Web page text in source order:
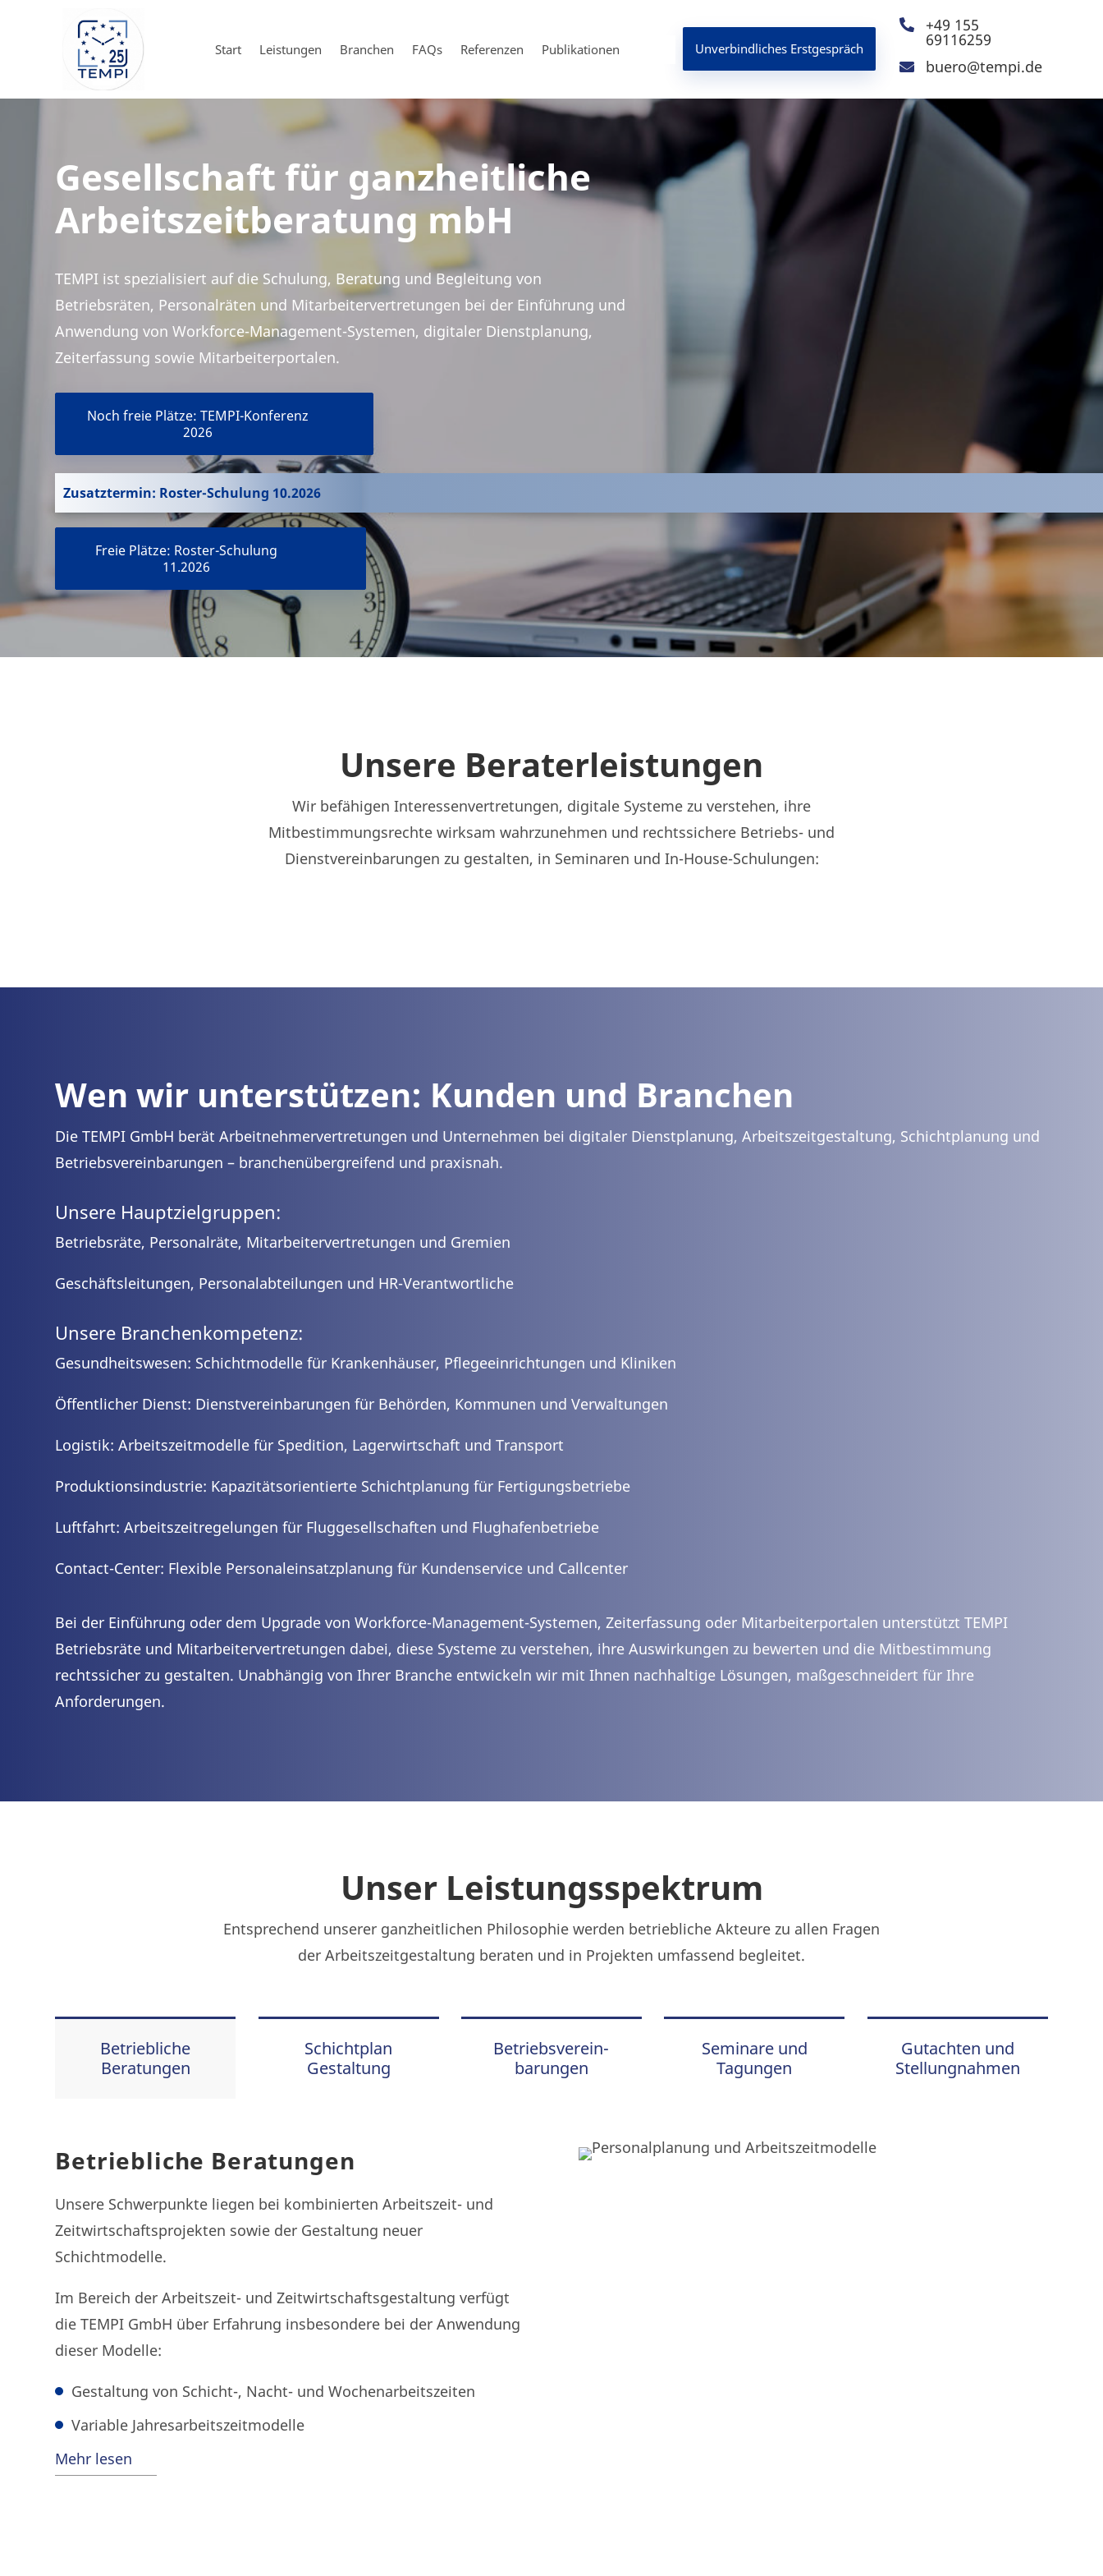
Start Leistungen Branchen FAQs Referenzen Publikationen Unverbindliches Erstgespräch
 +49 155
69116259
 buero@tempi.de
Gesellschaft für ganzheitliche
Arbeitszeitberatung mbH
TEMPI ist spezialisiert auf die Schulung, Beratung und Begleitung von
Betriebsräten, Personalräten und Mitarbeitervertretungen bei der Einführung und
Anwendung von Workforce-Management-Systemen, digitaler Dienstplanung,
Zeiterfassung sowie Mitarbeiterportalen.
Noch freie Plätze: TEMPI-Konferenz
2026
Zusatztermin: Roster-Schulung 10.2026
Freie Plätze: Roster-Schulung
11.2026
Unsere Beraterleistungen
Wir befähigen Interessenvertretungen, digitale Systeme zu verstehen, ihre
Mitbestimmungsrechte wirksam wahrzunehmen und rechtssichere Betriebs- und
Dienstvereinbarungen zu gestalten, in Seminaren und In-House-Schulungen:
Wen wir unterstützen: Kunden und Branchen
Die TEMPI GmbH berät Arbeitnehmervertretungen und Unternehmen bei digitaler Dienstplanung, Arbeitszeitgestaltung, Schichtplanung und
Betriebsvereinbarungen – branchenübergreifend und praxisnah.
Unsere Hauptzielgruppen:
Betriebsräte, Personalräte, Mitarbeitervertretungen und Gremien
Geschäftsleitungen, Personalabteilungen und HR-Verantwortliche
Unsere Branchenkompetenz:
Gesundheitswesen: Schichtmodelle für Krankenhäuser, Pflegeeinrichtungen und Kliniken
Öffentlicher Dienst: Dienstvereinbarungen für Behörden, Kommunen und Verwaltungen
Logistik: Arbeitszeitmodelle für Spedition, Lagerwirtschaft und Transport
Produktionsindustrie: Kapazitätsorientierte Schichtplanung für Fertigungsbetriebe
Luftfahrt: Arbeitszeitregelungen für Fluggesellschaften und Flughafenbetriebe
Contact-Center: Flexible Personaleinsatzplanung für Kundenservice und Callcenter
Bei der Einführung oder dem Upgrade von Workforce-Management-Systemen, Zeiterfassung oder Mitarbeiterportalen unterstützt TEMPI
Betriebsräte und Mitarbeitervertretungen dabei, diese Systeme zu verstehen, ihre Auswirkungen zu bewerten und die Mitbestimmung
rechtssicher zu gestalten. Unabhängig von Ihrer Branche entwickeln wir mit Ihnen nachhaltige Lösungen, maßgeschneidert für Ihre
Anforderungen.
Unser Leistungsspektrum
Entsprechend unserer ganzheitlichen Philosophie werden betriebliche Akteure zu allen Fragen
der Arbeitszeitgestaltung beraten und in Projekten umfassend begleitet.
Betriebliche
Beratungen
Schichtplan
Gestaltung
Betriebsverein-
barungen
Seminare und
Tagungen
Gutachten und
Stellungnahmen
Betriebliche Beratungen
Unsere Schwerpunkte liegen bei kombinierten Arbeitszeit- und
Zeitwirtschaftsprojekten sowie der Ge­staltung neuer
Schichtmodelle.
Im Bereich der Arbeitszeit- und Zeitwirtschaftsgestaltung verfügt
die TEMPI GmbH über Erfahrung insbesondere bei der Anwendung
dieser Modelle:
Gestaltung von Schicht-, Nacht- und Wochenarbeitszeiten
Variable Jahresarbeitszeitmodelle
Mehr lesen